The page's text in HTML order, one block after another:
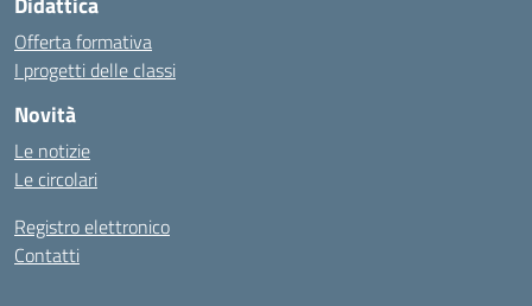
Offerta formativa
I progetti delle classi
Novità
Le notizie
Le circolari
Registro elettronico
Contatti